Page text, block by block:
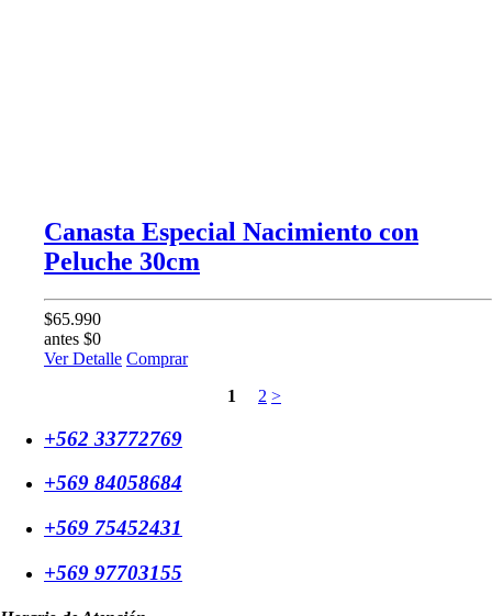
Canasta Especial Nacimiento con
Peluche 30cm
$65.990
antes $0
Ver Detalle Comprar
1
2 >
+562 33772769
+569 84058684
+569 75452431
+569 97703155